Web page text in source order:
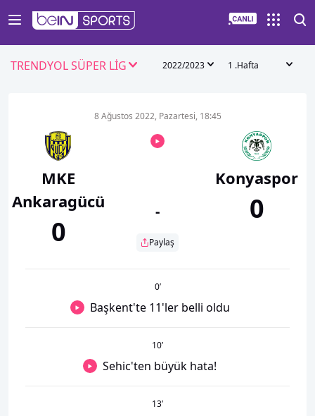
TRENDYOL SÜPER LİG 2022/2023 1 .Hafta
MKE
Ankaragücü
0
8 Ağustos 2022, Pazartesi, 18:45
-
Paylaş
Konyaspor
0
0’
Başkent'te 11'ler belli oldu
10’
Sehic'ten büyük hata!
13’